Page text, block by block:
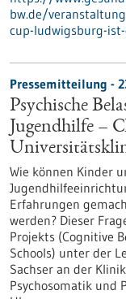
bw.de/
cup-ludwigsburg-
Pressemitteilung -
Psychische
Jugendhilfe –
Wie können Kinder
Erfahrungen
werden? Dieser
Projekts (Cognitive
Schools) unter der
Sachser an der
Psychosomatik und